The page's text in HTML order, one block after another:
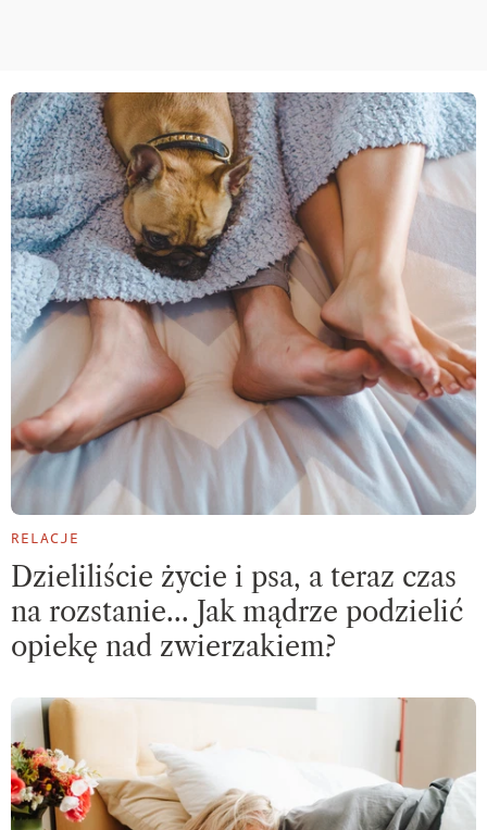
RELACJE
Dzieliliście życie i psa, a teraz czas
na rozstanie… Jak mądrze podzielić
opiekę nad zwierzakiem?